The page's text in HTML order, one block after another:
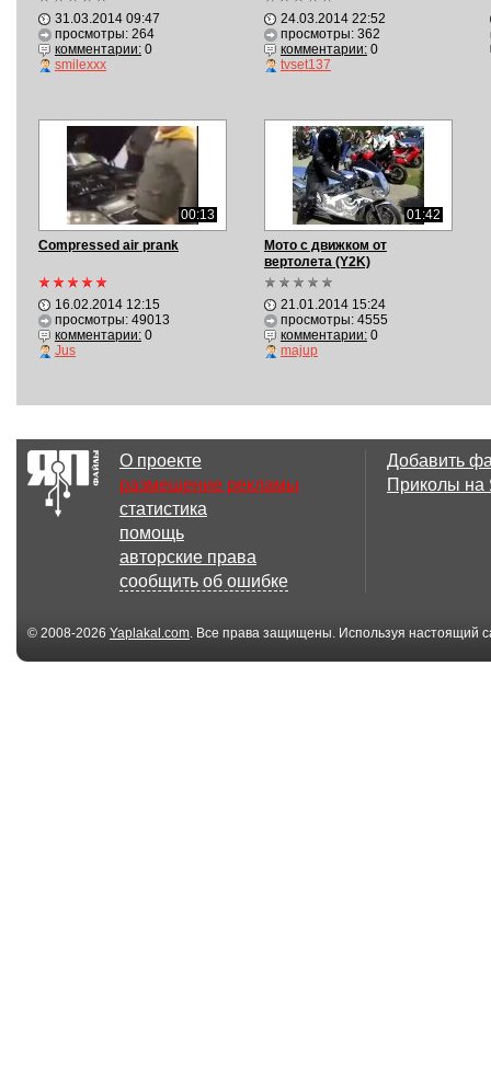
31.03.2014 09:47
просмотры: 264
комментарии:0
smilexxx
24.03.2014 22:52
просмотры: 362
комментарии:0
tvset137
00:13
Compressed air prank
16.02.2014 12:15
просмотры: 49013
комментарии:0
Jus
01:42
Мото с движком от
вертолета (Y2K)
21.01.2014 15:24
просмотры: 4555
комментарии:0
majup
О проекте
размещение рекламы
статистика
помощь
авторские права
сообщить об ошибке
Добавить
Приколы
© 2008-2026 Yaplakal.com. Все права защищены. Используя настоящий